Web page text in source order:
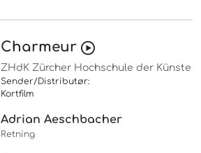
Charmeur
ZHdK Zürcher Hochschule der Künste
Sender/Distributør:
Kortfilm
Adrian Aeschbacher
Retning